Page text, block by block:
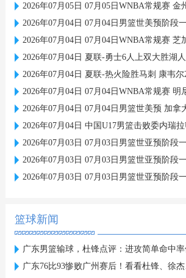
2026年07月05日 07月05日WNBA常规赛 金州女武神88-83亚特
2026年07月04日 07月04日男篮世美预阶段一 多米尼加男篮 81 -
2026年07月04日 07月04日WNBA常规赛 芝加哥天空 90 - 98
2026年07月04日 夏联-勇士6人上双大胜湖人 伦德伯格6中6砍
2026年07月04日 夏联-热火险胜马刺 康韦尔21分 李贤重首
2026年07月04日 07月04日WNBA常规赛 明尼苏达山猫 86 -
2026年07月04日 07月04日男篮世美预 加拿大男篮 110 - 84
2026年07月04日 中国U17男篮击败委内瑞拉U17男篮 张懿赵杰
2026年07月03日 07月03日男篮世亚预阶段一 韩国男篮80-82中国
2026年07月03日 07月03日男篮世亚预阶段一 澳大利亚男篮124-52
2026年07月03日 07月03日男篮世亚预阶段一 约旦男篮49-67
篮球新闻
广东男篮输球，杜锋点评：进攻简单命中率低，季
广东76比93惨败广州赛后！看看杜锋、徐杰、徐昕如